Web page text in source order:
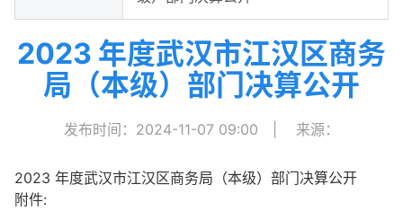
2023 年度武汉市江汉区商务
局（本级）部门决算公开
发布时间：2024-11-07 09:00 来源：
2023 年度武汉市江汉区商务局（本级）部门决算公开
附件: